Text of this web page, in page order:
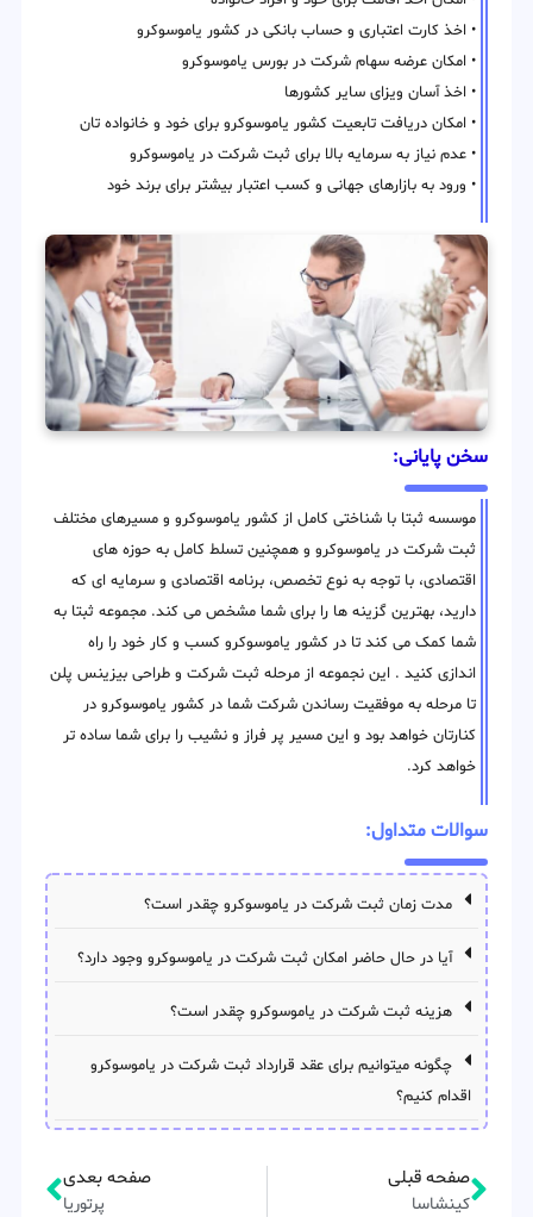
• اخذ کارت اعتباری و حساب بانکی در کشور یاموسوکرو
• امکان عرضه سهام شرکت در بورس یاموسوکرو
• اخذ آسان ویزای سایر کشورها
• امکان دریافت تابعیت کشور یاموسوکرو برای خود و خانواده تان
• عدم نیاز به سرمایه بالا برای ثبت شرکت در یاموسوکرو
• ورود به بازارهای جهانی و کسب اعتبار بیشتر برای برند خود
سخن پایانی:
موسسه ثبتا با شناختی کامل از کشور یاموسوکرو و مسیرهای مختلف
ثبت شرکت در یاموسوکرو و همچنین تسلط کامل به حوزه های
اقتصادی، با توجه به نوع تخصص، برنامه اقتصادی و سرمایه ای که
دارید، بهترین گزینه ها را برای شما مشخص می کند. مجموعه ثبتا به
شما کمک می کند تا در کشور یاموسوکرو کسب و کار خود را راه
اندازی کنید . این نجموعه از مرحله ثبت شرکت و طراحی بیزینس پلن
تا مرحله به موفقیت رساندن شرکت شما در کشور یاموسوکرو در
کنارتان خواهد بود و این مسیر پر فراز و نشیب را برای شما ساده تر
خواهد کرد.
سوالات متداول:
مدت زمان ثبت شرکت در یاموسوکرو چقدر است؟
آیا در حال حاضر امکان ثبت شرکت در یاموسوکرو وجود دارد؟
هزینه ثبت شرکت در یاموسوکرو چقدر است؟
چگونه میتوانیم برای عقد قرارداد ثبت شرکت در یاموسوکرو
اقدام کنیم؟
صفحه قبلی
کینشاسا
صفحه بعدی
پرتوریا